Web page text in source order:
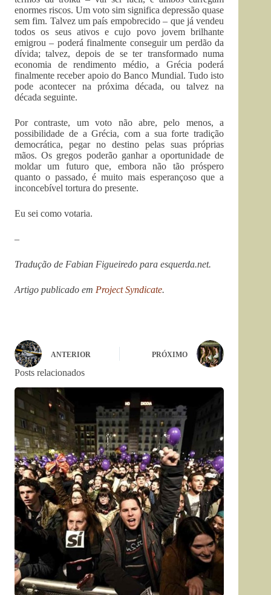
enormes riscos. Um voto sim significa depressão quase
sem fim. Talvez um país empobrecido – que já vendeu
todos os seus ativos e cujo povo jovem brilhante
emigrou – poderá finalmente conseguir um perdão da
dívida; talvez, depois de se ter transformado numa
economia de rendimento médio, a Grécia poderá
finalmente receber apoio do Banco Mundial. Tudo isto
pode acontecer na próxima década, ou talvez na
década seguinte.
Por contraste, um voto não abre, pelo menos, a
possibilidade de a Grécia, com a sua forte tradição
democrática, pegar no destino pelas suas próprias
mãos. Os gregos poderão ganhar a oportunidade de
moldar um futuro que, embora não tão próspero
quanto o passado, é muito mais esperançoso que a
inconcebível tortura do presente.
Eu sei como votaria.
–
Tradução de Fabian Figueiredo para esquerda.net.
Artigo publicado em Project Syndicate.
ANTERIOR PRÓXIMO
Posts relacionados